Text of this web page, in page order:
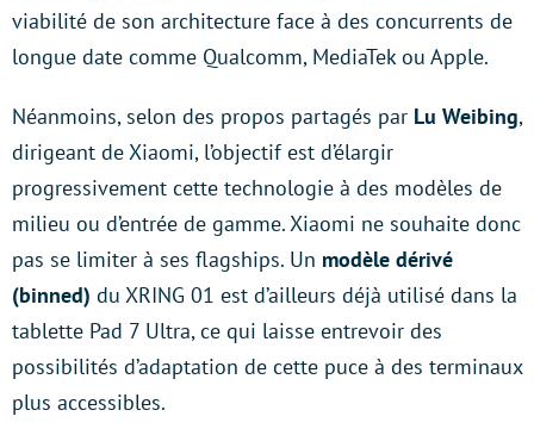
viabilité de son architecture face à des concurrents de
longue date comme Qualcomm, MediaTek ou Apple.
Néanmoins, selon des propos partagés par Lu Weibing,
dirigeant de Xiaomi, l’objectif est d’élargir
progressivement cette technologie à des modèles de
milieu ou d’entrée de gamme. Xiaomi ne souhaite donc
pas se limiter à ses flagships. Un modèle dérivé
(binned) du XRING 01 est d’ailleurs déjà utilisé dans la
tablette Pad 7 Ultra, ce qui laisse entrevoir des
possibilités d’adaptation de cette puce à des terminaux
plus accessibles.